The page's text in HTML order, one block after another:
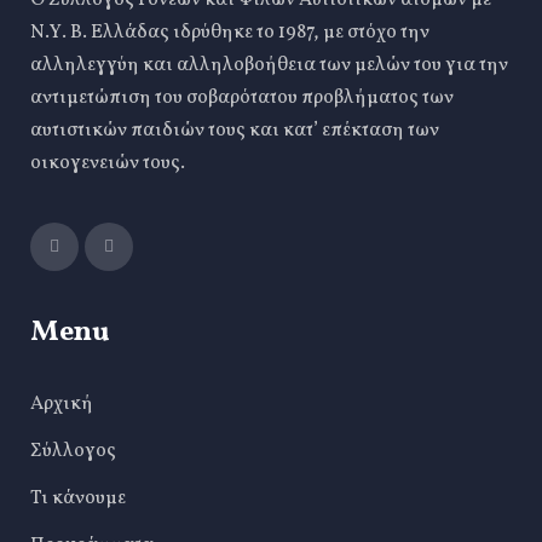
Ν.Υ. Β. Ελλάδας ιδρύθηκε το 1987, με στόχο την
αλληλεγγύη και αλληλοβοήθεια των μελών του για την
αντιμετώπιση του σοβαρότατου προβλήματος των
αυτιστικών παιδιών τους και κατ’ επέκταση των
οικογενειών τους.
Menu
Αρχική
Σύλλογος
Τι κάνουμε